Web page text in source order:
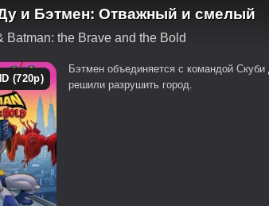
и Бэтмен: Отважный и смелый
Batman: the Brave and the Bold
(720p)
Бэтмен объединяется с командой
решили разрушить город.